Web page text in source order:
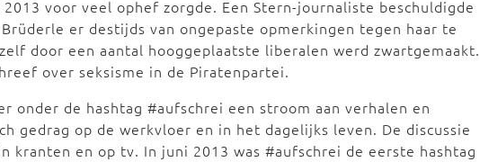
voor veel ophef zorgde. Een Stern-journaliste beschuldigde
er destijds van ongepaste opmerkingen tegen haar te
door een aantal hooggeplaatste liberalen werd zwartgemaakt.
over seksisme in de Piratenpartei.
onder de hashtag #aufschrei een stroom aan verhalen en
gedrag op de werkvloer en in het dagelijks leven. De discussie
kranten en op tv. In juni 2013 was #aufschrei de eerste hashtag